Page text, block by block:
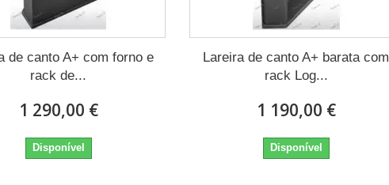
de canto A+ com forno e
rack de...
1 290,00 €
Disponível
Lareira de canto A+ barata com
rack Log...
1 190,00 €
Disponível